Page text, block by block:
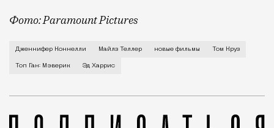
Фото: Paramount Pictures
Когда несколько лет назад было объявлено, что
Дженнифер Коннелли Майлз Теллер новые фильмы Том Круз
Топ Ган: Мэверик Эд Харрис